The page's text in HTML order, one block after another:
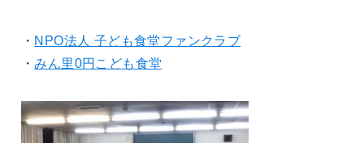
・ NPO法人 子ども食堂ファンクラブ
・みん里0円こども食堂